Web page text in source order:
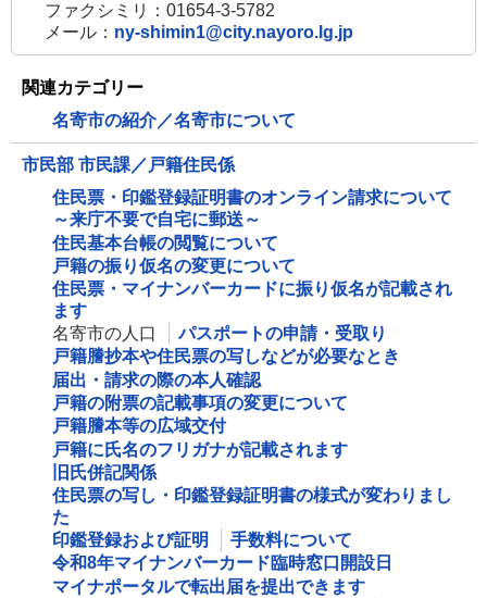
ファクシミリ：01654-3-5782
メール： ny-shimin1@city.nayoro.lg.jp
関連カテゴリー
名寄市の紹介／名寄市について
市民部 市民課／戸籍住民係
住民票・印鑑登録証明書のオンライン請求について
～来庁不要で自宅に郵送～
住民基本台帳の閲覧について
戸籍の振り仮名の変更について
住民票・マイナンバーカードに振り仮名が記載され
ます
名寄市の人口
パスポートの申請・受取り
戸籍謄抄本や住民票の写しなどが必要なとき
届出・請求の際の本人確認
戸籍の附票の記載事項の変更について
戸籍謄本等の広域交付
戸籍に氏名のフリガナが記載されます
旧氏併記関係
住民票の写し・印鑑登録証明書の様式が変わりまし
た
印鑑登録および証明
手数料について
令和8年マイナンバーカード臨時窓口開設日
マイナポータルで転出届を提出できます